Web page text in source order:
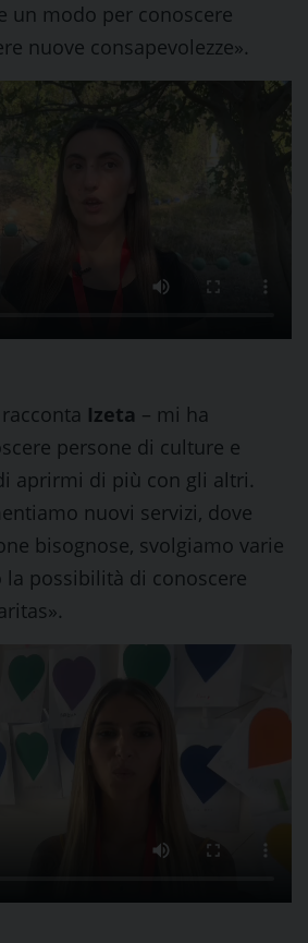
un modo per conoscere
nuove consapevolezze».
Izeta – mi ha
persone di culture e
aprirmi di più con gli altri.
nuovi servizi, dove
bisognose, svolgiamo varie
possibilità di conoscere